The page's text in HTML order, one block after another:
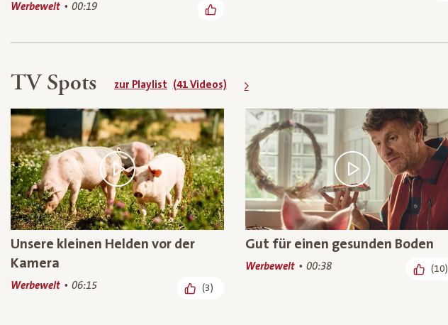
Werbewelt 00:19
TV Spots zur Playlist (41 Videos)
Unsere kleinen Helden vor der
Kamera
Werbewelt 06:15 (3)
Gut für einen gesunden Boden
Werbewelt 00:38 (10)